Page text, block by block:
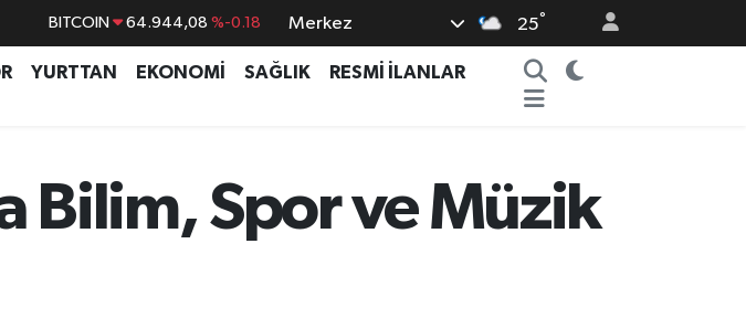
DOLAR 47,7436 %0.18
EURO 55,2510 %0.32
BİST100 13.779 %-14
Merkez 25°
YURTTAN EKONOMİ SAĞLIK
RESMİ İLANLAR
Bilim, Spor ve Müzik